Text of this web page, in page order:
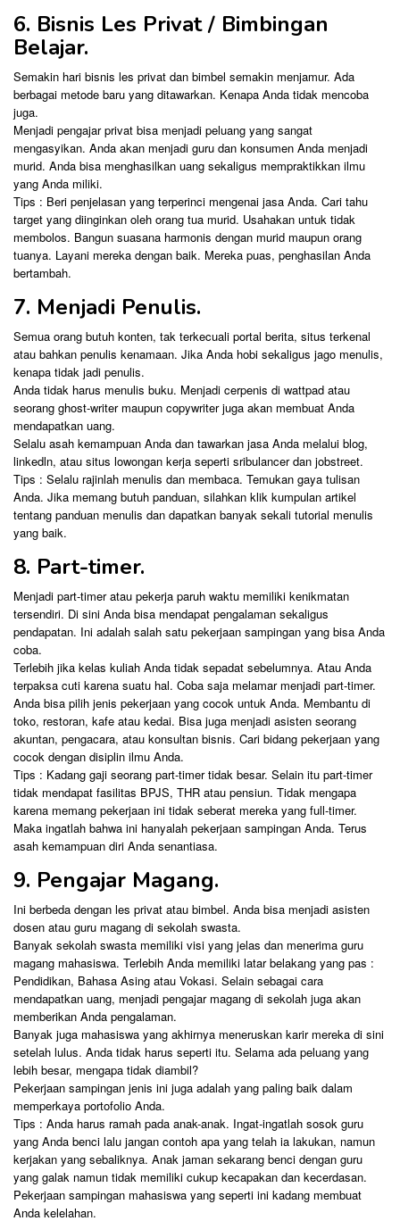
6. Bisnis Les Privat / Bimbingan
Belajar.
Semakin hari bisnis les privat dan bimbel semakin menjamur. Ada
berbagai metode baru yang ditawarkan. Kenapa Anda tidak mencoba
juga.
Menjadi pengajar privat bisa menjadi peluang yang sangat
mengasyikan. Anda akan menjadi guru dan konsumen Anda menjadi
murid. Anda bisa menghasilkan uang sekaligus mempraktikkan ilmu
yang Anda miliki.
Tips : Beri penjelasan yang terperinci mengenai jasa Anda. Cari tahu
target yang diinginkan oleh orang tua murid. Usahakan untuk tidak
membolos. Bangun suasana harmonis dengan murid maupun orang
tuanya. Layani mereka dengan baik. Mereka puas, penghasilan Anda
bertambah.
7. Menjadi Penulis.
Semua orang butuh konten, tak terkecuali portal berita, situs terkenal
atau bahkan penulis kenamaan. Jika Anda hobi sekaligus jago menulis,
kenapa tidak jadi penulis.
Anda tidak harus menulis buku. Menjadi cerpenis di wattpad atau
seorang ghost-writer maupun copywriter juga akan membuat Anda
mendapatkan uang.
Selalu asah kemampuan Anda dan tawarkan jasa Anda melalui blog,
linkedln, atau situs lowongan kerja seperti sribulancer dan jobstreet.
Tips : Selalu rajinlah menulis dan membaca. Temukan gaya tulisan
Anda. Jika memang butuh panduan, silahkan klik kumpulan artikel
tentang panduan menulis dan dapatkan banyak sekali tutorial menulis
yang baik.
8. Part-timer.
Menjadi part-timer atau pekerja paruh waktu memiliki kenikmatan
tersendiri. Di sini Anda bisa mendapat pengalaman sekaligus
pendapatan. Ini adalah salah satu pekerjaan sampingan yang bisa Anda
coba.
Terlebih jika kelas kuliah Anda tidak sepadat sebelumnya. Atau Anda
terpaksa cuti karena suatu hal. Coba saja melamar menjadi part-timer.
Anda bisa pilih jenis pekerjaan yang cocok untuk Anda. Membantu di
toko, restoran, kafe atau kedai. Bisa juga menjadi asisten seorang
akuntan, pengacara, atau konsultan bisnis. Cari bidang pekerjaan yang
cocok dengan disiplin ilmu Anda.
Tips : Kadang gaji seorang part-timer tidak besar. Selain itu part-timer
tidak mendapat fasilitas BPJS, THR atau pensiun. Tidak mengapa
karena memang pekerjaan ini tidak seberat mereka yang full-timer.
Maka ingatlah bahwa ini hanyalah pekerjaan sampingan Anda. Terus
asah kemampuan diri Anda senantiasa.
9. Pengajar Magang.
Ini berbeda dengan les privat atau bimbel. Anda bisa menjadi asisten
dosen atau guru magang di sekolah swasta.
Banyak sekolah swasta memiliki visi yang jelas dan menerima guru
magang mahasiswa. Terlebih Anda memiliki latar belakang yang pas :
Pendidikan, Bahasa Asing atau Vokasi. Selain sebagai cara
mendapatkan uang, menjadi pengajar magang di sekolah juga akan
memberikan Anda pengalaman.
Banyak juga mahasiswa yang akhirnya meneruskan karir mereka di sini
setelah lulus. Anda tidak harus seperti itu. Selama ada peluang yang
lebih besar, mengapa tidak diambil?
Pekerjaan sampingan jenis ini juga adalah yang paling baik dalam
memperkaya portofolio Anda.
Tips : Anda harus ramah pada anak-anak. Ingat-ingatlah sosok guru
yang Anda benci lalu jangan contoh apa yang telah ia lakukan, namun
kerjakan yang sebaliknya. Anak jaman sekarang benci dengan guru
yang galak namun tidak memiliki cukup kecapakan dan kecerdasan.
Pekerjaan sampingan mahasiswa yang seperti ini kadang membuat
Anda kelelahan.